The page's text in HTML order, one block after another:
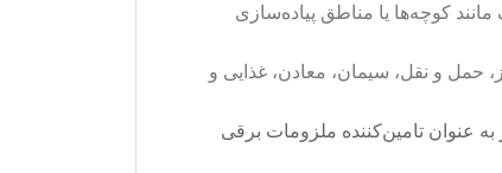
کوچه‌ها یا مناطق پیاده‌سازی
حمل و نقل، سیمان، معادن، غذایی و
عنوان تامین‌کننده ملزومات برقی